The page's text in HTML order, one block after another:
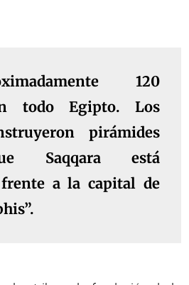
120
todo Egipto. Los
pirámides
Saqqara está
frente a la capital de